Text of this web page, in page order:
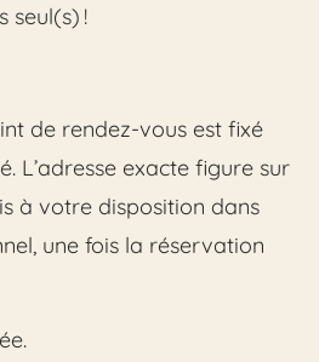
seul(s) !
de rendez-vous est fixé
L’adresse exacte figure sur
à votre disposition dans
une fois la réservation